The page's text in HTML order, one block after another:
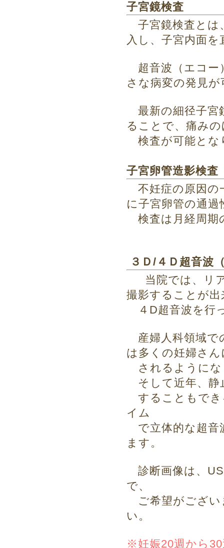
子宮鏡検査
子宮鏡検査とは
入し、子宮内面
超音波（エコー
さな病変の発見
最新の細径子宮
ることで、痛み
検査が可能とな
子宮卵管造影検査
不妊症の原因の
に子宮卵管の通
検査は月経周期
３Ｄ/４Ｄ超音波
当院では、リ
撮影することが出
４D超音波を行
産婦人科領域で
は多くの妊婦さん
されるようにな
そして近年、静
することもでき
イム
で立体的な超音
ます。
診断画像は、
で、
ご希望がござい
い。
※妊娠20週から